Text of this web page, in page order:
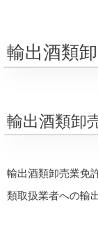
輸出酒類
輸出酒類卸
輸出酒類卸売業免
類取扱業者への輸